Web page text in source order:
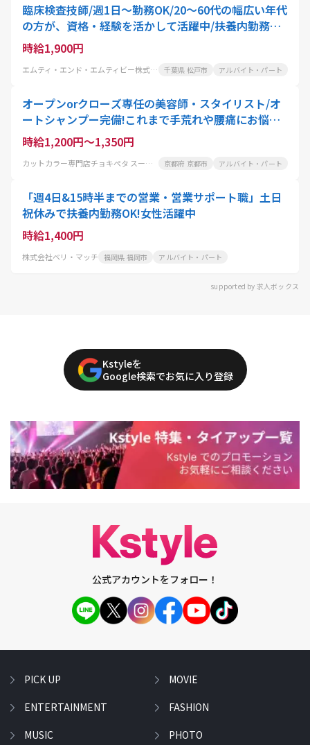
臨床検査技師/週1日～勤務OK/20～60代の幅広い年代
の方が、資格・経験を活かして活躍中/扶養内勤務可!
家事や育児と両立したい方におすすめ
時給1,900円
エムティ・エンド・エムティビー株式会社 千葉県 松戸市 アルバイト・パート
オープンorクローズ専任の美容師・スタイリスト/オ
ートシャンプー完備!これまで手荒れや腰痛にお悩み
の美容師さんにも大好評
時給1,200円～1,350円
カットカラー専門店チョキぺタ スーパーマツモト五条店 京都府 京都市 アルバイト・パート
「週4日&15時半までの営業・営業サポート職」土日
祝休みで扶養内勤務OK!女性活躍中
時給1,400円
株式会社ベリ・マッチ 福岡県 福岡市 アルバイト・パート
supported by 求人ボックス
Kstyleを
Google検索でお気に入り登録
公式アカウントをフォロー！
PICK UP
ENTERTAINMENT
MUSIC
MOVIE
FASHION
PHOTO